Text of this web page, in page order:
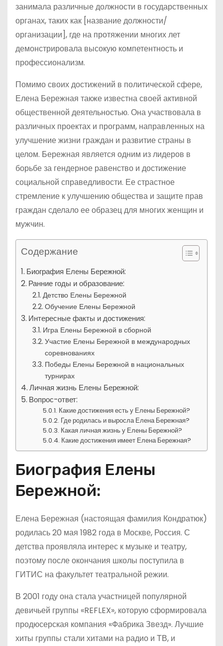
занимала различные должности в государственных
органах, таких как [название должности/
организации], где на протяжении многих лет
демонстрировала высокую компетентность и
профессионализм.
Помимо своих достижений в политической сфере,
Елена Бережная также известна своей активной
общественной деятельностью. Она участвовала в
различных проектах и программ, направленных на
улучшение жизни граждан и развитие страны в
целом. Бережная является одним из лидеров в
борьбе за гендерное равенство и достижение
социальной справедливости. Ее страстное
стремление к улучшению общества и защите прав
граждан сделало ее образец для многих женщин и
мужчин.
Содержание
Биография Елены Бережной:
Ранние годы и образование:
Детство Елены Бережной
Обучение Елены Бережной
Интересные факты и достижения:
Игра Елены Бережной в сборной
Участие Елены Бережной в международных
соревнованиях
Победы Елены Бережной в национальных
турнирах
Личная жизнь Елены Бережной:
Вопрос-ответ:
Какие достижения есть у Елены Бережной?
Где родилась и выросла Елена Бережная?
Какая личная жизнь у Елены Бережной?
Какие достижения имеет Елена Бережная?
Биография Елены
Бережной:
Елена Бережная (настоящая фамилия Кондратюк)
родилась 20 мая 1982 года в Москве, Россия. С
детства проявляла интерес к музыке и театру,
поэтому после окончания школы поступила в
ГИТИС на факультет театральной режии.
В 2001 году она стала участницей популярной
девичьей группы «REFLEX», которую сформировала
продюсерская компания «Фабрика Звезд». Лучшие
хиты группы стали хитами на радио и ТВ, и